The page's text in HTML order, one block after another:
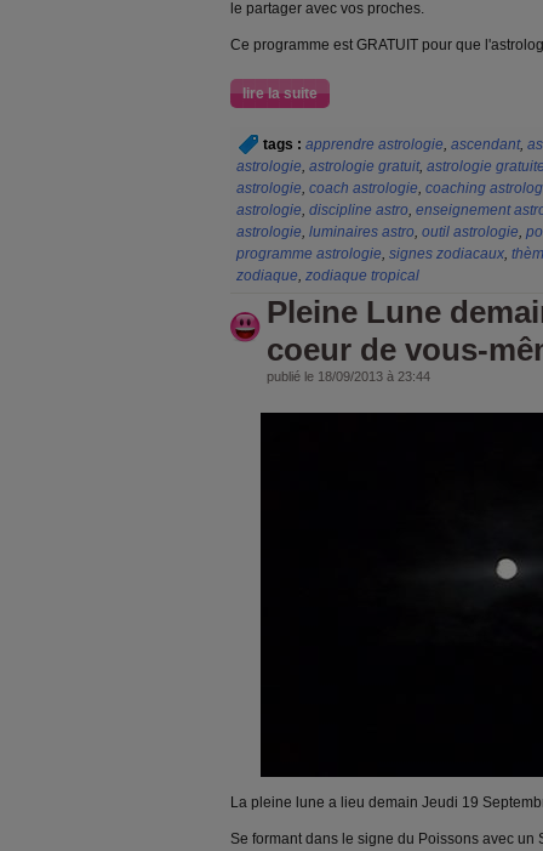
le partager avec vos proches.
Ce programme est GRATUIT pour que
lire la suite
tags : apprendre astrologie, ascendant,
astrologie, astrologie gratuit, astrologie
astrologie, coach astrologie, coaching
astrologie, discipline astro, enseignement
astrologie, luminaires astro, outil astrologie,
programme astrologie, signes zodiacaux,
zodiaque, zodiaque tropical
Pleine Lune
coeur de vous-
publié le 18/09/2013 à 23:44
La pleine lune a lieu demain Jeudi 19
Se formant dans le signe du Poissons avec un